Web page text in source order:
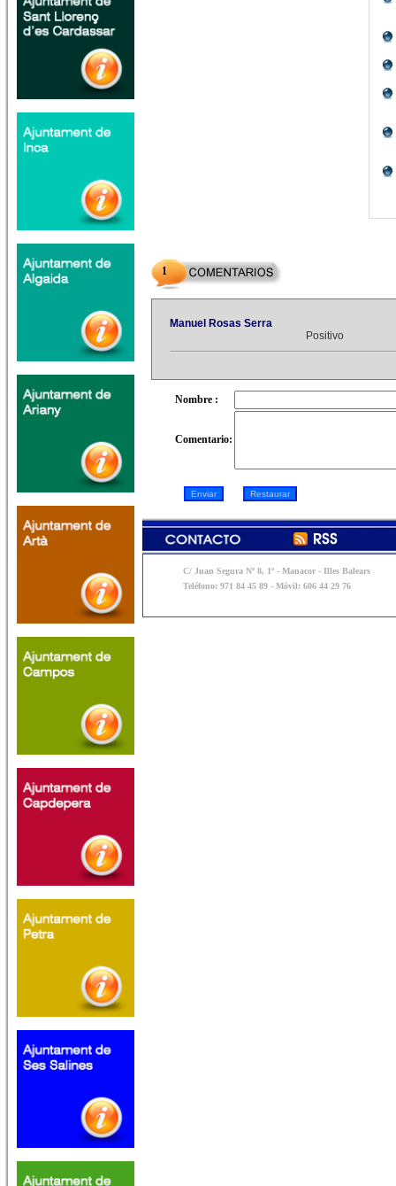
1
Manuel Rosas Serra
Positivo
Nombre :
Comentario:
C/ Juan Segura Nº 8, 1º - Manacor - Illes Balears
Teléfono: 971 84 45 89 - Móvil: 606 44 29 76